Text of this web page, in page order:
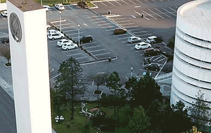
se adjudicó la medalla de bronce tras
una sólida actuación frente al Tec
Guadalajara. Final: Tec CEM arrebata el
título con un último cuarto domi